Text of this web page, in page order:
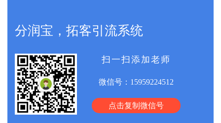
分润宝，拓客引流系统
扫一扫添加老师
微信号： 15959224512
点击复制微信号